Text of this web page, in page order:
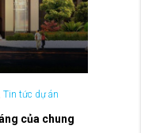
Tin tức dự án
của chung